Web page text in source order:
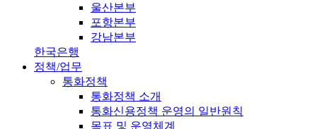
울산본부
포항본부
강남본부
한국은행
정책/업무
통화정책
통화정책 소개
통화신용정책 운영의 일반원칙
목표 및 운영체계